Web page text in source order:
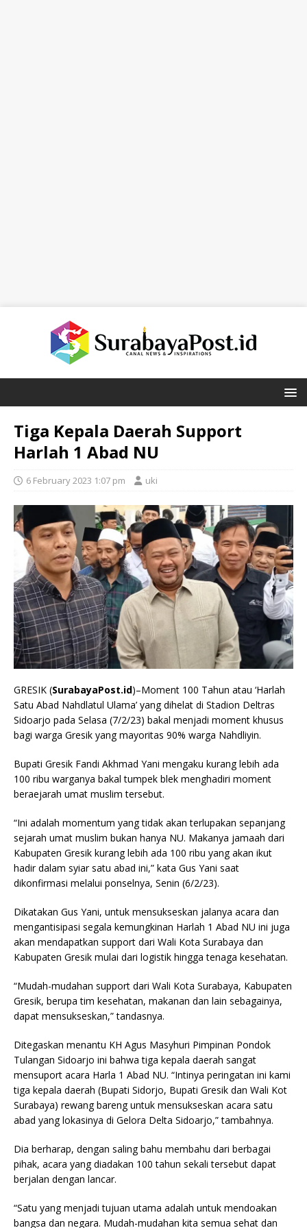
Tiga Kepala Daerah Support
Harlah 1 Abad NU
6 February 2023 1:07 pm uki
GRESIK (SurabayaPost.id)–Moment 100 Tahun atau ‘Harlah
Satu Abad Nahdlatul Ulama’ yang dihelat di Stadion Deltras
Sidoarjo pada Selasa (7/2/23) bakal menjadi moment khusus
bagi warga Gresik yang mayoritas 90% warga Nahdliyin.
Bupati Gresik Fandi Akhmad Yani mengaku kurang lebih ada
100 ribu warganya bakal tumpek blek menghadiri moment
beraejarah umat muslim tersebut.
“Ini adalah momentum yang tidak akan terlupakan sepanjang
sejarah umat muslim bukan hanya NU. Makanya jamaah dari
Kabupaten Gresik kurang lebih ada 100 ribu yang akan ikut
hadir dalam syiar satu abad ini,” kata Gus Yani saat
dikonfirmasi melalui ponselnya, Senin (6/2/23).
Dikatakan Gus Yani, untuk mensukseskan jalanya acara dan
mengantisipasi segala kemungkinan Harlah 1 Abad NU ini juga
akan mendapatkan support dari Wali Kota Surabaya dan
Kabupaten Gresik mulai dari logistik hingga tenaga kesehatan.
“Mudah-mudahan support dari Wali Kota Surabaya, Kabupaten
Gresik, berupa tim kesehatan, makanan dan lain sebagainya,
dapat mensukseskan,” tandasnya.
Ditegaskan menantu KH Agus Masyhuri Pimpinan Pondok
Tulangan Sidoarjo ini bahwa tiga kepala daerah sangat
mensuport acara Harla 1 Abad NU. “Intinya peringatan ini kami
tiga kepala daerah (Bupati Sidorjo, Bupati Gresik dan Wali Kot
Surabaya) rewang bareng untuk mensukseskan acara satu
abad yang lokasinya di Gelora Delta Sidoarjo,” tambahnya.
Dia berharap, dengan saling bahu membahu dari berbagai
pihak, acara yang diadakan 100 tahun sekali tersebut dapat
berjalan dengan lancar.
“Satu yang menjadi tujuan utama adalah untuk mendoakan
bangsa dan negara. Mudah-mudahan kita semua sehat dan